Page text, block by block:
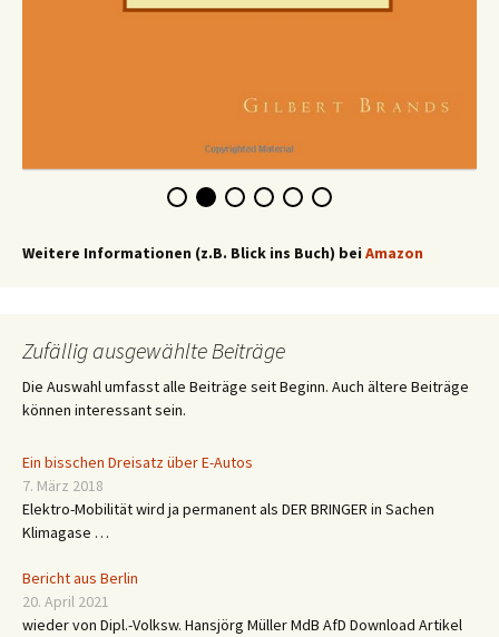
Weitere Informationen (z.B. Blick ins Buch) bei Amazon
Zufällig ausgewählte Beiträge
Die Auswahl umfasst alle Beiträge seit Beginn. Auch ältere Beiträge
können interessant sein.
Ein bisschen Dreisatz über E-Autos
7. März 2018
Elektro-Mobilität wird ja permanent als DER BRINGER in Sachen
Klimagase …
Bericht aus Berlin
20. April 2021
wieder von Dipl.-Volksw. Hansjörg Müller MdB AfD Download Artikel